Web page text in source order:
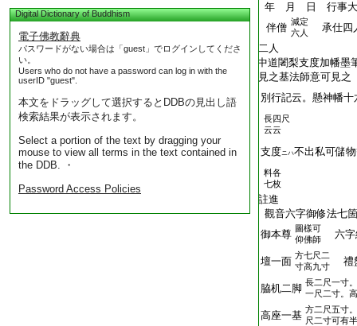
Digital Dictionary of Buddhism
電子佛教辭典
パスワードがない場合は「guest」でログインしてくださ
い。
Users who do not have a password can log in with the
userID "guest".
本文をドラッグして選択するとDDBの見出し語
検索結果が表示されます。
Select a portion of the text by dragging your
mouse to view all terms in the text contained in
the DDB. ・
Password Access Policies
T2409_.76.0161a08:
年 月 日 行事大
伴僧 減定
六人
承仕四
T2409_.76.0161a10: 二人
中道闍梨支度加幡墨
T2409_.76.0161a12:
見之基法師意可見之
T2409_.76.0161a13:
別行記云。懸神幡十
長四尺
云云
T2409_.76.0161a15: 支度ニハ不出私可儲
料各
七枚
註進
T2409_.76.0161a18:
觀音六字御修法七
御本尊 圖樣可
仰佛師
六字
壇一面 方七尺二
寸高九寸
禮
脇机二脚 長二尺一寸
一尺二寸。
高座一基 方二尺五寸
尺二寸可有